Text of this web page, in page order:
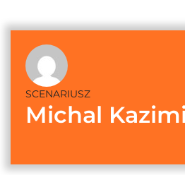
SCENARIUSZ
Michal